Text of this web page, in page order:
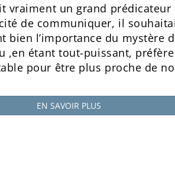
vraiment un grand prédicateur
de communiquer, il
bien l’importance du mystère
,en étant tout-puissant,
pour être plus proche de
EN SAVOIR PLUS